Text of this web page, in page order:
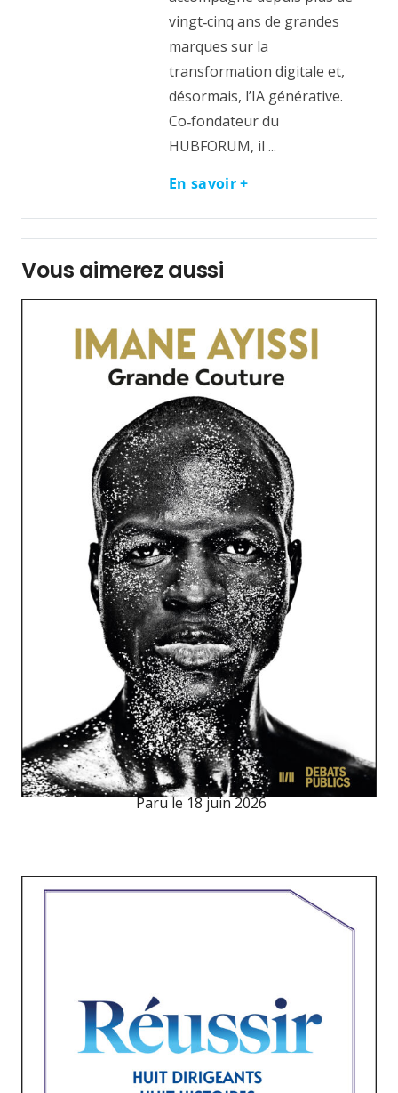
vingt‑cinq ans de grandes
marques sur la
transformation digitale et,
désormais, l’IA générative.
Co‑fondateur du
HUBFORUM, il ...
En savoir +
Vous aimerez aussi
Paru le18 juin 2026